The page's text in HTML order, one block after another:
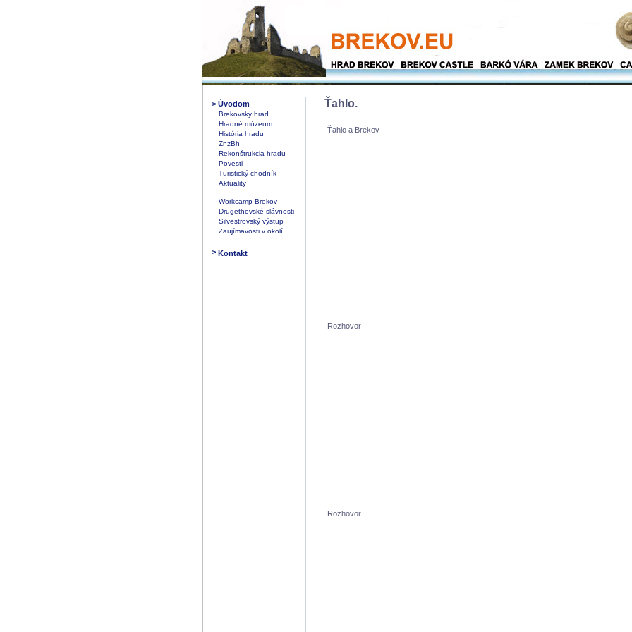
> Úvodom
Brekovský hrad
Hradné múzeum
História hradu
ZnzBh
Rekonštrukcia hradu
Povesti
Turistický chodník
Aktuality
Workcamp Brekov
Drugethovské slávnosti
Silvestrovský výstup
Zaujímavosti v okolí
> Kontakt
Ťahlo.
Ťahlo a Brekov
Rozhovor
Rozhovor